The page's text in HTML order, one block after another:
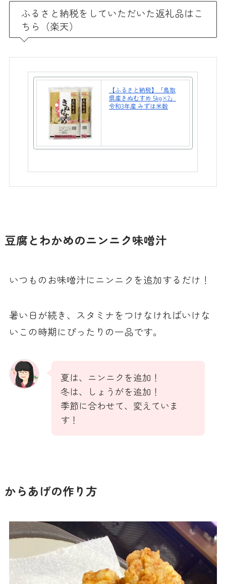
ふるさと納税をしていただいた返礼品はこ
ちら（楽天）
【ふるさと納税】「鳥取
県産きぬむすめ 5kg×2」
令和3年産 みずほ米穀
豆腐とわかめのニンニク味噌汁
いつものお味噌汁にニンニクを追加するだけ！
暑い日が続き、スタミナをつけなければいけな
いこの時期にぴったりの一品です。
夏は、ニンニクを追加！
冬は、しょうがを追加！
季節に合わせて、変えていま
す！
からあげの作り方